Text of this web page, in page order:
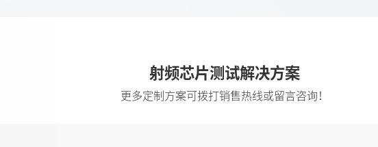
射频芯片测试解决方案
更多定制方案可拨打销售热线或留言咨询！